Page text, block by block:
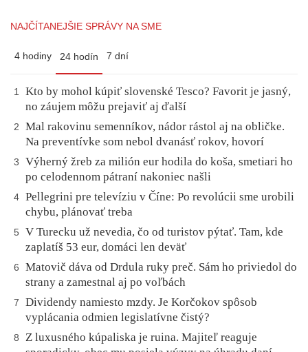
NAJČÍTANEJŠIE SPRÁVY NA SME
4 hodiny 24 hodín 7 dní
1
Kto by mohol kúpiť slovenské Tesco? Favorit je jasný,
no záujem môžu prejaviť aj ďalší
2
Mal rakovinu semenníkov, nádor rástol aj na obličke.
Na preventívke som nebol dvanásť rokov, hovorí
3
Výherný žreb za milión eur hodila do koša, smetiari ho
po celodennom pátraní nakoniec našli
4 Pellegrini pre televíziu v Číne: Po revolúcii sme urobili
chybu, plánovať treba
5
V Turecku už nevedia, čo od turistov pýtať. Tam, kde
zaplatíš 53 eur, domáci len deväť
6
Matovič dáva od Drdula ruky preč. Sám ho priviedol do
strany a zamestnal aj po voľbách
7
Dividendy namiesto mzdy. Je Korčokov spôsob
vyplácania odmien legislatívne čistý?
8
Z luxusného kúpaliska je ruina. Majiteľ reaguje